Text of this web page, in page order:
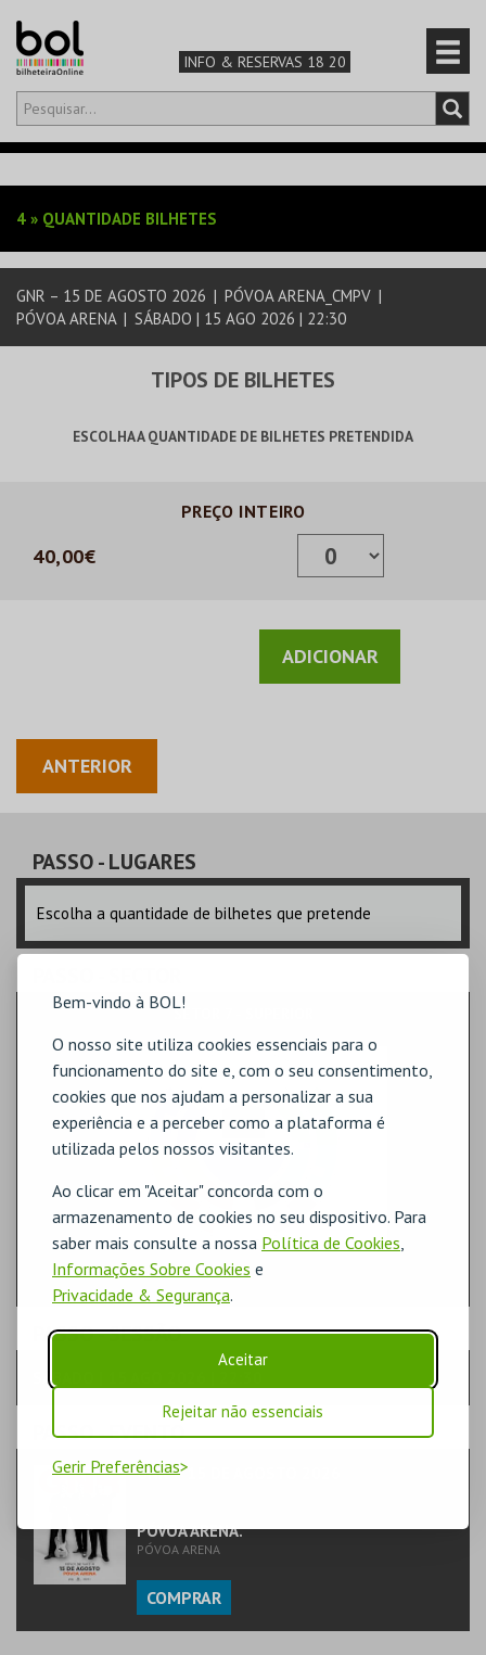
Bem-vindo à BOL!
O nosso site utiliza cookies essenciais para o
funcionamento do site e, com o seu consentimento,
cookies que nos ajudam a personalizar a sua
experiência e a perceber como a plataforma é
utilizada pelos nossos visitantes.
Ao clicar em "Aceitar" concorda com o
armazenamento de cookies no seu dispositivo. Para
saber mais consulte a nossa Política de Cookies,
Informações Sobre Cookies e
Privacidade & Segurança.
Aceitar
Rejeitar não essenciais
Gerir Preferências
INFO & RESERVAS 18 20
Olá,iniciar sessão
TEATRO & ARTE
MÚSICA & FESTIVAIS
4 » QUANTIDADE BILHETES
GNR – 15 DE AGOSTO 2026 | PÓVOA ARENA_CMPV |
PÓVOA ARENA | SÁBADO | 15 AGO 2026 | 22:30
TIPOS DE BILHETES
ESCOLHA A QUANTIDADE DE BILHETES PRETENDIDA
PREÇO INTEIRO
40,00€
ANTERIOR
PASSO- LUGARES
Escolha a quantidade de bilhetes que pretende
SETOR 7 - SUPERIOR
PASSO- SESSÃO
SÁBADO | 15 AGO 2026 | 22:30
PASSO- EVENTO
GNR – 15 DE AGOSTO 2026
PÓVOA ARENA.
PÓVOA ARENA
COMPRAR